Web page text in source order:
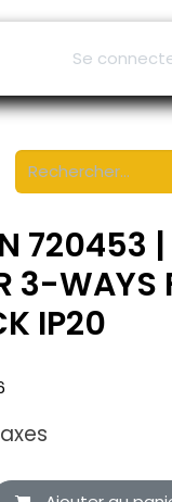
Se
720453
3-WAYS
IP20